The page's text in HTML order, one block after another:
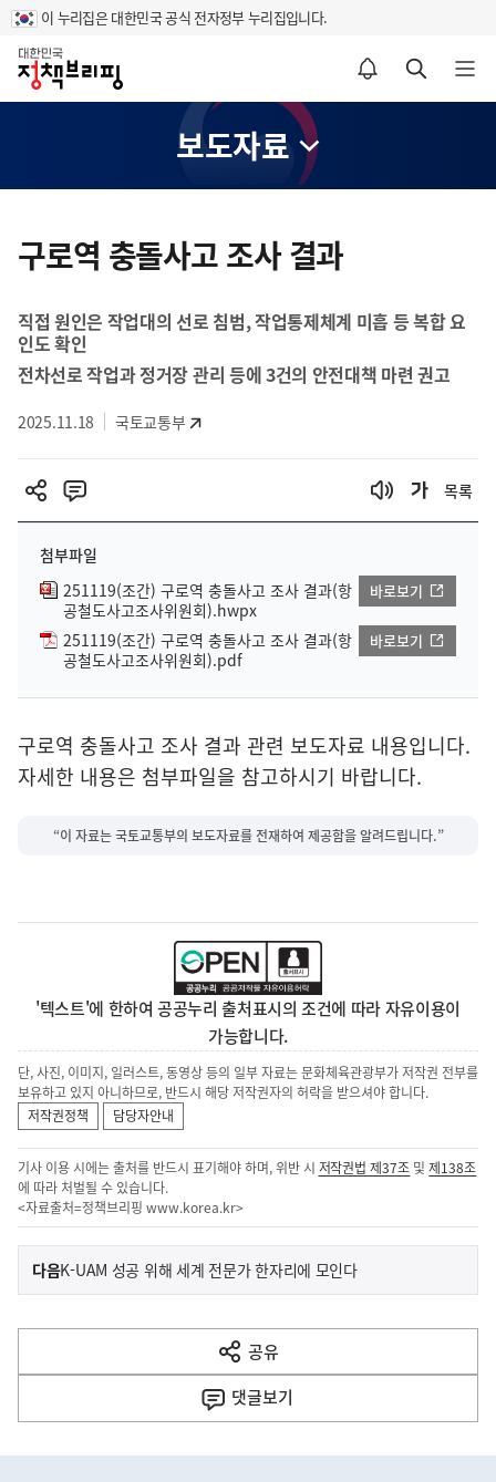
이 누리집은 대한민국 공식 전자정부 누리집입니다.
홈
알림설정 바로가기 검색 바로가기 메뉴 열기
보도자료
텐
츠
영
역
구로역 충돌사고 조사 결과
직접 원인은 작업대의 선로 침범, 작업통제체계 미흡 등 복합 요
인도 확인
전차선로 작업과 정거장 관리 등에 3건의 안전대책 마련 권고
2025.11.18 국토교통부
목록
첨부파일
251119(조간) 구로역 충돌사고 조사 결과(항
공철도사고조사위원회).hwpx
바로보기
251119(조간) 구로역 충돌사고 조사 결과(항
공철도사고조사위원회).pdf
바로보기
구로역 충돌사고 조사 결과 관련 보도자료 내용입니다.
자세한 내용은 첨부파일을 참고하시기 바랍니다.
“이 자료는 국토교통부의 보도자료를 전재하여 제공함을 알려드립니다.”
'텍스트'에 한하여 공공누리 출처표시의 조건에 따라 자유이용이
가능합니다.
단, 사진, 이미지, 일러스트, 동영상 등의 일부 자료는 문화체육관광부가 저작권 전부를
보유하고 있지 아니하므로, 반드시 해당 저작권자의 허락을 받으셔야 합니다.
저작권정책
담당자안내
기사 이용 시에는 출처를 반드시 표기해야 하며, 위반 시 저작권법 제37조 및제138조
에 따라 처벌될 수 있습니다.
<자료출처=정책브리핑 www.korea.kr>
이
전
다
음
다음기
K-UAM 성공 위해 세계 전문가 한자리에 모인다
공유
열
기
댓글보기